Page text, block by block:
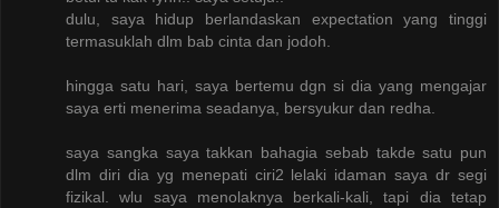
dulu, saya hidup berlandaskan expectation yang tinggi
termasuklah dlm bab cinta dan jodoh.
hingga satu hari, saya bertemu dgn si dia yang mengajar
saya erti menerima seadanya, bersyukur dan redha.
saya sangka saya takkan bahagia sebab takde satu pun
dlm diri dia yg menepati ciri2 lelaki idaman saya dr segi
fizikal. wlu saya menolaknya berkali-kali, tapi dia tetap